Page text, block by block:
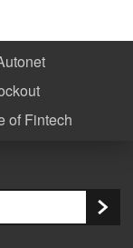
of Fintech